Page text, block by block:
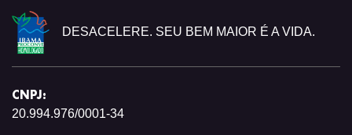
DESACELERE. SEU BEM MAIOR É A VIDA.
CNPJ:
20.994.976/0001-34